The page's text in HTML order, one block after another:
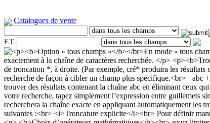
Catalogues de vente
ET